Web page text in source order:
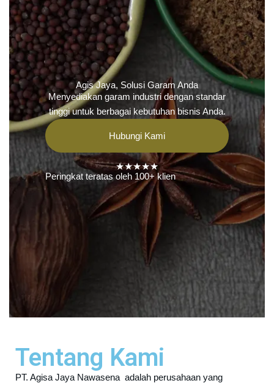
Agis Jaya, Solusi Garam Anda
Menyediakan garam industri dengan standar
tinggi untuk berbagai kebutuhan bisnis Anda.
Hubungi Kami
★★★★★
Peringkat teratas oleh 100+ klien
Tentang Kami
PT. Agisa Jaya Nawasena adalah perusahaan yang